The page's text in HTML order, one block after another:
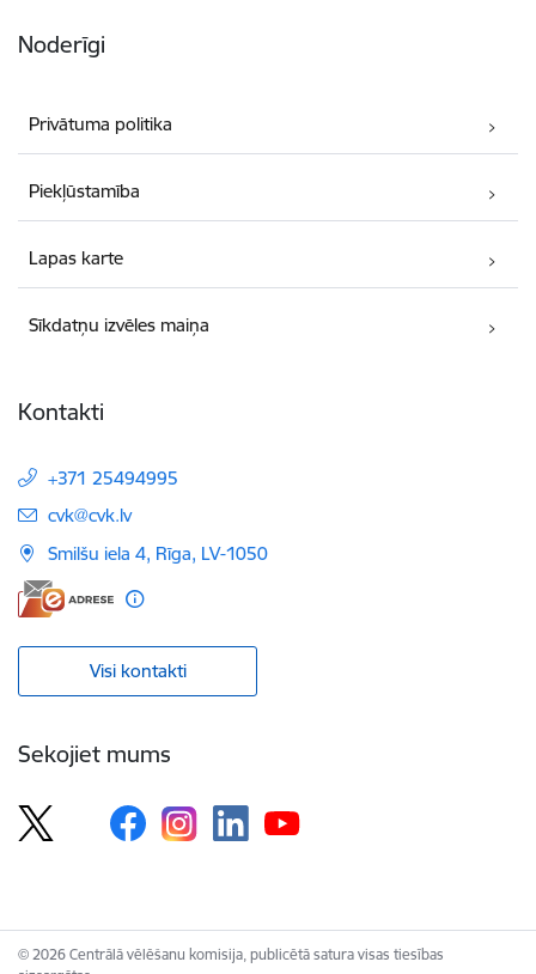
Noderīgi
Privātuma politika
Piekļūstamība
Lapas karte
Sīkdatņu izvēles maiņa
Kontakti
+371 25494995
E-pasts:
cvk@cvk.lv
Smilšu iela 4, Rīga, LV-1050
Visi kontakti
Sekojiet mums
© 2026 Centrālā vēlēšanu komisija, publicētā satura visas tiesības